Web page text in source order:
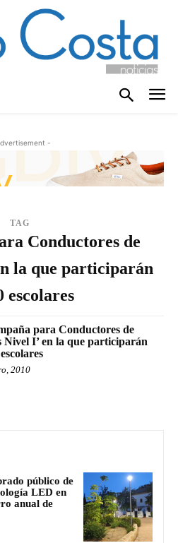
-
TAG
Conductores de
la que participarán
escolares
para Conductores de
Nivel I’ en la que participarán
2010
público de
LED en
anual de